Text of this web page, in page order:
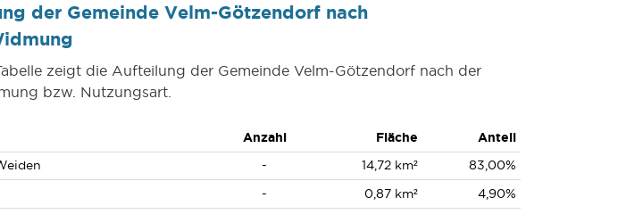
der Gemeinde Velm-Götzendorf nach
zeigt die Aufteilung der Gemeinde Velm-Götzendorf nach der
bzw. Nutzungsart.
Anzahl Fläche
Anteil
- 14,72 km²
83,00%
- 0,87 km²
4,90%